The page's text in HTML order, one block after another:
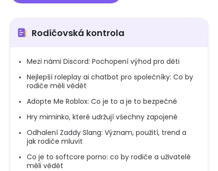
Rodičovská kontrola
Mezi námi Discord: Pochopení výhod pro děti
Nejlepší roleplay ai chatbot pro společníky: Co by
rodiče měli vědět
Adopte Me Roblox: Co je to a je to bezpečné
Hry miminko, které udržují všechny zapojené
Odhalení Zaddy Slang: Význam, použití, trend a
jak rodiče mluvit
Co je to softcore porno: co by rodiče a uživatelé
měli vědět